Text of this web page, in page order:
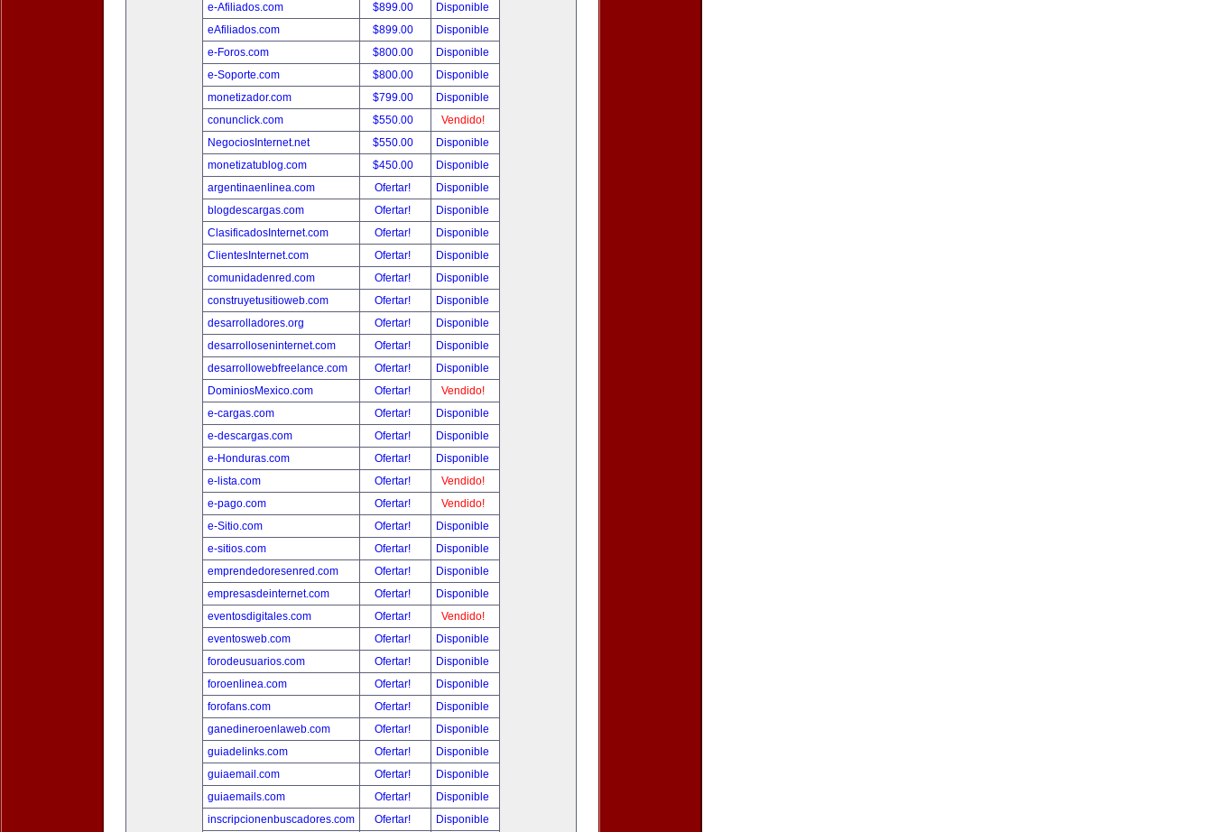
e-Afiliados.com
$899.00
Disponible
eAfiliados.com
$899.00
Disponible
e-Foros.com
$800.00
Disponible
e-Soporte.com
$800.00
Disponible
monetizador.com
$799.00
Disponible
conunclick.com
$550.00
Vendido!
NegociosInternet.net
$550.00
Disponible
monetizatublog.com
$450.00
Disponible
argentinaenlinea.com
Ofertar!
Disponible
blogdescargas.com
Ofertar!
Disponible
ClasificadosInternet.com
Ofertar!
Disponible
ClientesInternet.com
Ofertar!
Disponible
comunidadenred.com
Ofertar!
Disponible
construyetusitioweb.com
Ofertar!
Disponible
desarrolladores.org
Ofertar!
Disponible
desarrolloseninternet.com
Ofertar!
Disponible
desarrollowebfreelance.com
Ofertar!
Disponible
DominiosMexico.com
Ofertar!
Vendido!
e-cargas.com
Ofertar!
Disponible
e-descargas.com
Ofertar!
Disponible
e-Honduras.com
Ofertar!
Disponible
e-lista.com
Ofertar!
Vendido!
e-pago.com
Ofertar!
Vendido!
e-Sitio.com
Ofertar!
Disponible
e-sitios.com
Ofertar!
Disponible
emprendedoresenred.com
Ofertar!
Disponible
empresasdeinternet.com
Ofertar!
Disponible
eventosdigitales.com
Ofertar!
Vendido!
eventosweb.com
Ofertar!
Disponible
forodeusuarios.com
Ofertar!
Disponible
foroenlinea.com
Ofertar!
Disponible
forofans.com
Ofertar!
Disponible
ganedineroenlaweb.com
Ofertar!
Disponible
guiadelinks.com
Ofertar!
Disponible
guiaemail.com
Ofertar!
Disponible
guiaemails.com
Ofertar!
Disponible
inscripcionenbuscadores.com
Ofertar!
Disponible